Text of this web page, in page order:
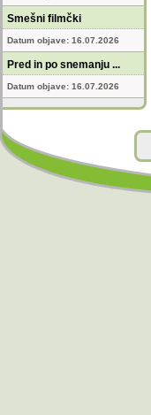
Smešni filmčki
Datum objave: 16.07.2026
Pred in po snemanju ...
Datum objave: 16.07.2026